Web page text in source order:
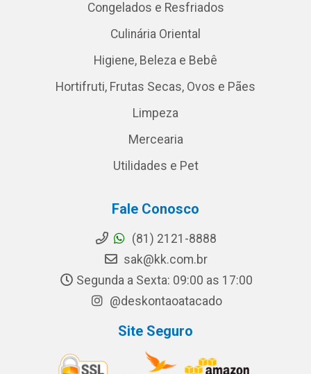
Congelados e Resfriados
Culinária Oriental
Higiene, Beleza e Bebê
Hortifruti, Frutas Secas, Ovos e Pães
Limpeza
Mercearia
Utilidades e Pet
Fale Conosco
(81) 2121-8888
sak@kk.com.br
Segunda a Sexta: 09:00 as 17:00
@deskontaoatacado
Site Seguro